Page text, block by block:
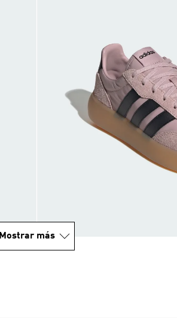
Mostrar más